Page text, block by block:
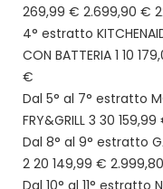
269,99 € 2.699,90 €
4° estratto KITCHENAID
CON BATTERIA 1 10
€
Dal 5° al 7° estratto
FRY&GRILL 3 30
Dal 8° al 9° estratto
2 20 149,99 €
Dal 10° al 11° estratto